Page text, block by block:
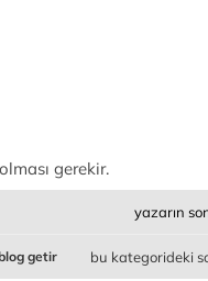
gerekir.
yazarın
bu kategorideki
getir